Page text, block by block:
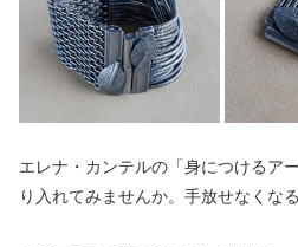
エレナ・カンテルの「身につけるア
り入れてみませんか。手放せなくな